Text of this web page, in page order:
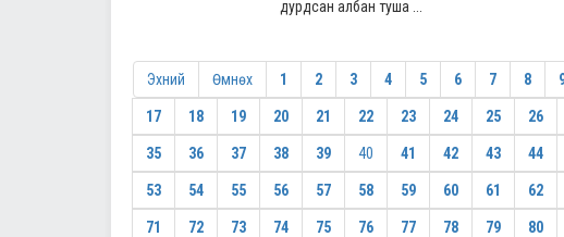
дурдсан албан туша ...
Эхний Өмнөх 1 2 3 4 5 6 7 8
17 18 19 20 21 22 23 24 25 26
35 36 37 38 39 40 41 42 43 44
53 54 55 56 57 58 59 60 61 62
71 72 73 74 75 76 77 78 79 80